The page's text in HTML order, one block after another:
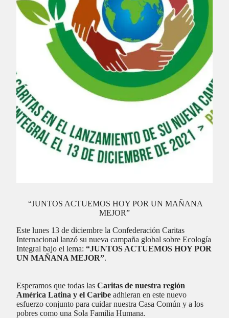
“JUNTOS ACTUEMOS HOY POR UN MAÑANA
MEJOR”
Este lunes 13 de diciembre la Confederación Caritas
Internacional lanzó su nueva campaña global sobre Ecología
Integral bajo el lema: “JUNTOS ACTUEMOS HOY POR
UN MAÑANA MEJOR”.
Esperamos que todas las Caritas de nuestra región
América Latina y el Caribe adhieran en este nuevo
esfuerzo conjunto para cuidar nuestra Casa Común y a los
pobres como una Sola Familia Humana.